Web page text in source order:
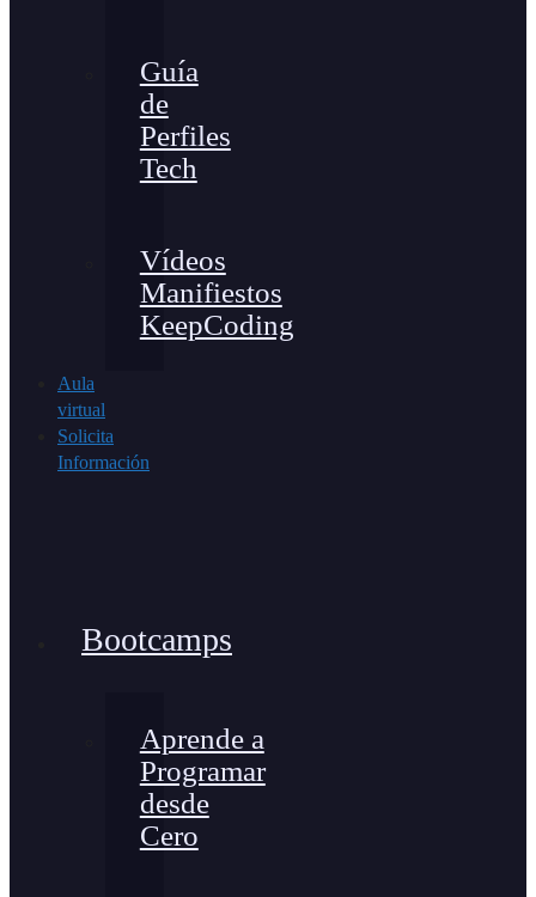
Guía
de
Perfiles
Tech
Vídeos
Manifiestos
KeepCoding
Aula
virtual
Solicita
Información
Bootcamps
Aprende a
Programar
desde
Cero